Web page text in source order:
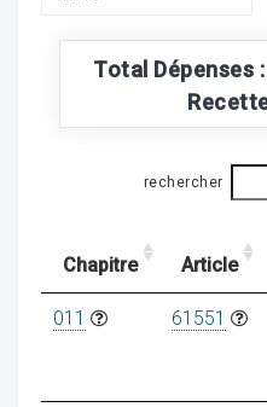
Total
rechercher
Chapitre Article
011 61551